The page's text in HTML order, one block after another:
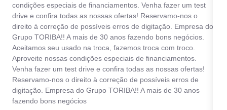
condições especiais de financiamentos. Venha fazer um test
drive e confira todas as nossas ofertas! Reservamo-nos o
direito à correção de possíveis erros de digitação. Empresa do
Grupo TORIBA!! A mais de 30 anos fazendo bons negócios.
Aceitamos seu usado na troca, fazemos troca com troco.
Aproveite nossas condições especiais de financiamentos.
Venha fazer um test drive e confira todas as nossas ofertas!
Reservamo-nos o direito à correção de possíveis erros de
digitação. Empresa do Grupo TORIBA!! A mais de 30 anos
fazendo bons negócios